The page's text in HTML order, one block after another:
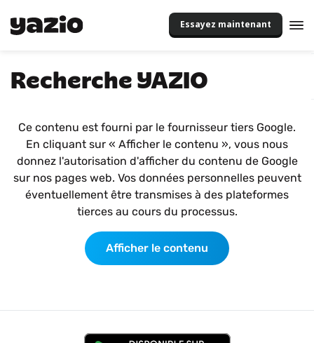
Essayez maintenant
Recherche YAZIO
Ce contenu est fourni par le fournisseur tiers Google.
En cliquant sur « Afficher le contenu », vous nous
donnez l'autorisation d'afficher du contenu de Google
sur nos pages web. Vos données personnelles peuvent
éventuellement être transmises à des plateformes
tierces au cours du processus.
Afficher le contenu